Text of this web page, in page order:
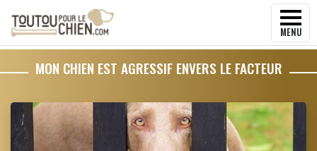
MENU
MON CHIEN EST AGRESSIF ENVERS LE FACTEUR